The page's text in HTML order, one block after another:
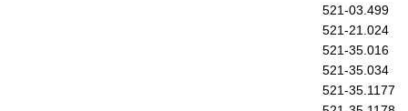
521-03.499
521-21.024
521-35.016
521-35.034
521-35.1177